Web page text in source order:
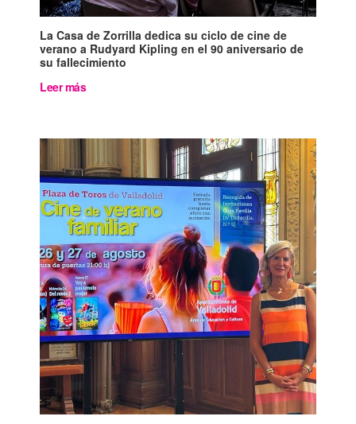
La Casa de Zorrilla dedica su ciclo de cine de
verano a Rudyard Kipling en el 90 aniversario de
su fallecimiento
Leer más